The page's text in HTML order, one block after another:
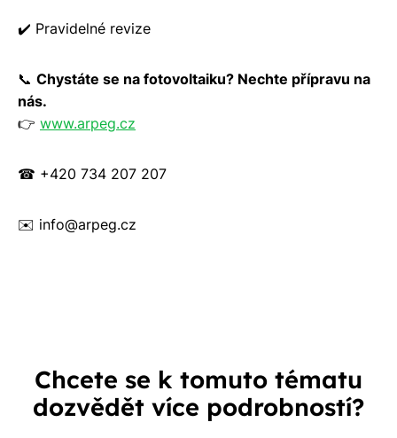
✔️ Pravidelné revize
📞 Chystáte se na fotovoltaiku? Nechte přípravu na
nás.
👉 www.arpeg.cz
☎ +420 734 207 207
✉️ info@arpeg.cz
Chcete se k tomuto tématu
dozvědět více podrobností?